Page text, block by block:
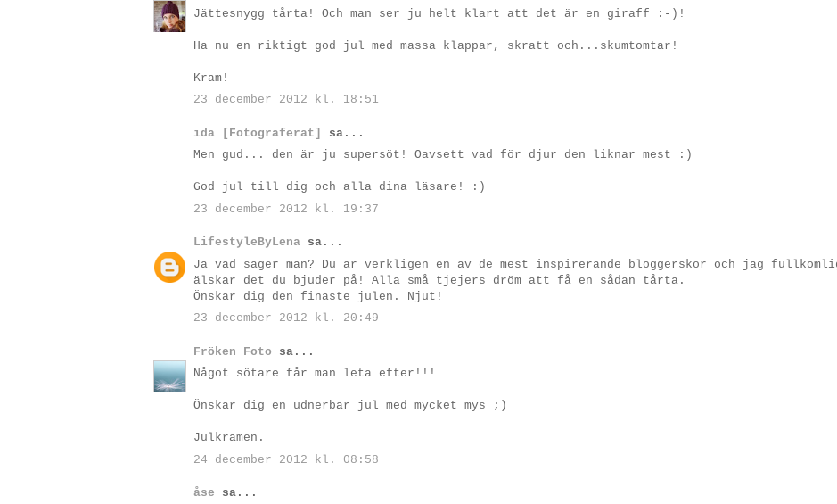
Jättesnygg tårta! Och man ser ju helt klart att det är en giraff :-)!
Ha nu en riktigt god jul med massa klappar, skratt och...skumtomtar!
Kram!
23 december 2012 kl. 18:51
ida [Fotograferat]
sa...
Men gud... den är ju supersöt! Oavsett vad för djur den liknar mest :)
God jul till dig och alla dina läsare! :)
23 december 2012 kl. 19:37
LifestyleByLena sa...
Ja vad säger man? Du är verkligen en av de mest inspirerande bloggerskor och jag
älskar det du bjuder på! Alla små tjejers dröm att få en sådan tårta.
Önskar dig den finaste julen. Njut!
23 december 2012 kl. 20:49
Fröken Foto sa...
Något sötare får man leta efter!!!
Önskar dig en udnerbar jul med mycket mys ;)
Julkramen.
24 december 2012 kl. 08:58
åse sa...